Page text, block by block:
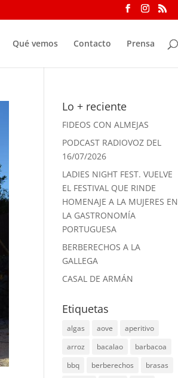
Qué vemos Contacto Prensa
Lo + reciente
FIDEOS CON ALMEJAS
PODCAST RADIOVOZ DEL
16/07/2026
LADIES NIGHT FEST. VUELVE
EL FESTIVAL QUE RINDE
HOMENAJE A LA MUJERES EN
LA GASTRONOMÍA
PORTUGUESA
BERBERECHOS A LA
GALLEGA
CASAL DE ARMÁN
Etiquetas
algas aove
aperitivo
arroz
bacalao
barbacoa
bbq
berberechos
brasas